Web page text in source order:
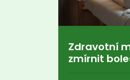
Zdravotní
zmírnit